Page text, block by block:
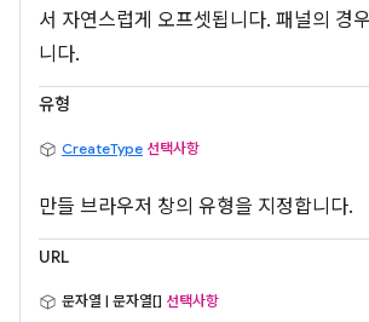
서 자연스럽게 오프셋됩니다. 패널의 경
니다.
유형
CreateType 선택사항
만들 브라우저 창의 유형을 지정합니다.
URL
문자열 | 문자열[] 선택사항